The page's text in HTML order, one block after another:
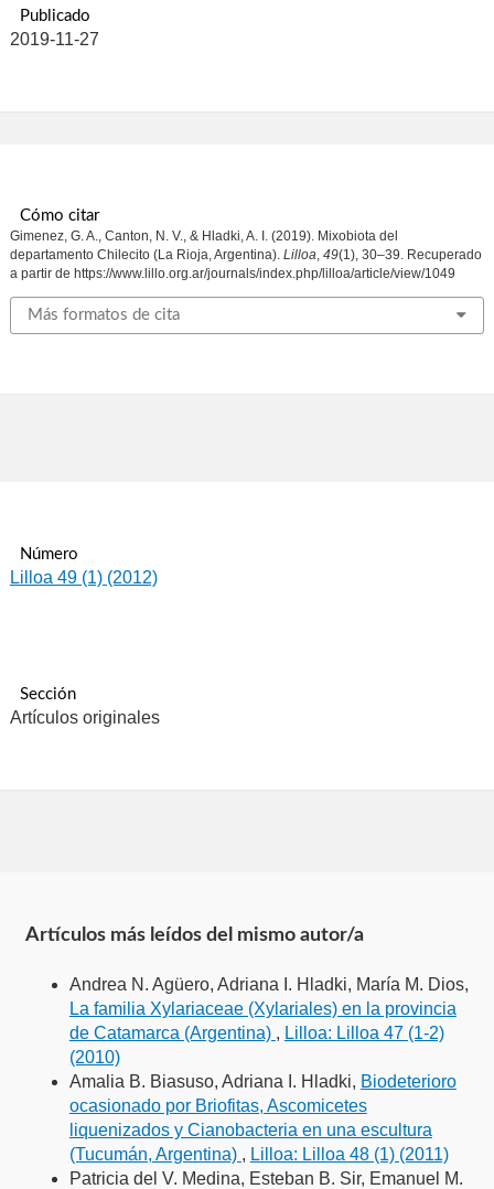
Publicado
2019-11-27
Cómo citar
Gimenez, G. A., Canton, N. V., & Hladki, A. I. (2019). Mixobiota del
departamento Chilecito (La Rioja, Argentina). Lilloa, 49(1), 30–39. Recuperado
a partir de https://www.lillo.org.ar/journals/index.php/lilloa/article/view/1049
Más formatos de cita
Número
Lilloa 49 (1) (2012)
Sección
Artículos originales
Artículos más leídos del mismo autor/a
Andrea N. Agüero, Adriana I. Hladki, María M. Dios,
La familia Xylariaceae (Xylariales) en la provincia
de Catamarca (Argentina) , Lilloa: Lilloa 47 (1-2)
(2010)
Amalia B. Biasuso, Adriana I. Hladki, Biodeterioro
ocasionado por Briofitas, Ascomicetes
liquenizados y Cianobacteria en una escultura
(Tucumán, Argentina) , Lilloa: Lilloa 48 (1) (2011)
Patricia del V. Medina, Esteban B. Sir, Emanuel M.